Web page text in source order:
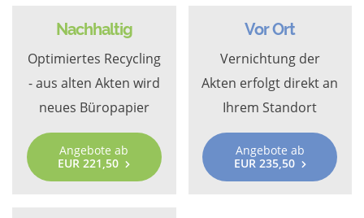
Nachhaltig
Optimiertes Recycling
- aus alten Akten wird
neues Büropapier
Angebote ab
EUR 221,50
Vor Ort
Vernichtung der
Akten erfolgt direkt an
Ihrem Standort
Angebote ab
EUR 235,50